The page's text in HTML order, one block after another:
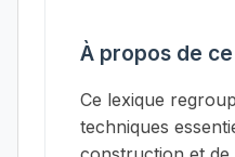
À propos de
Ce lexique
techniques